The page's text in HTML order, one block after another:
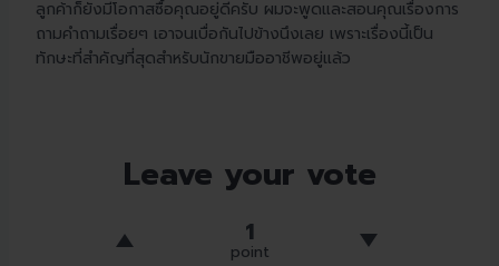
ลูกค้าก็ยังมีโอกาสซื้อคุณอยู่ดีครับ ผมจะพูดและสอนคุณเรื่องการ
ถามคำถามเรื่อยๆ เอาจนเบื่อกันไปข้างนึงเลย เพราะเรื่องนี้เป็น
ทักษะที่สำคัญที่สุดสำหรับนักขายมืออาชีพอยู่แล้ว
Leave your vote
1
point